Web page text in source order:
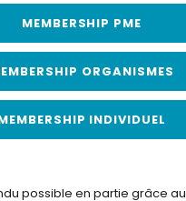
MEMBERSHIP PME
ORGANISMES
INDIVIDUEL
possible en partie grâce au